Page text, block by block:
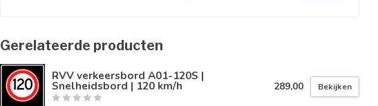
Gerelateerde producten
RVV verkeersbord A01-120S |
Snelheidsbord | 120 km/h 289,00 Bekijken